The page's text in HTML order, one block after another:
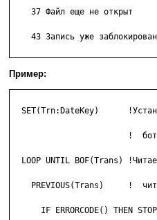
    37 Файл еще не открыт
43 Запись уже
Пример:
SET(Trn:DateKey)
LOOP UNTIL BOF(Trans)
PREVIOUS(Trans)     !
IF ERRORCODE() THEN